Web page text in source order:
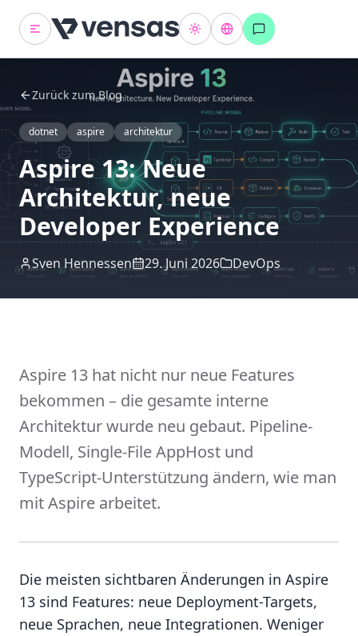
Zurück zum Blog
dotnet aspire architektur
Aspire 13: Neue
Architektur, neue
Developer Experience
Sven Hennessen 29. Juni 2026 DevOps
Aspire 13 hat nicht nur neue Features
bekommen – die gesamte interne
Architektur wurde neu gebaut. Pipeline-
Modell, Single-File AppHost und
TypeScript-Unterstützung ändern, wie man
mit Aspire arbeitet.
Die meisten sichtbaren Änderungen in Aspire
13 sind Features: neue Deployment-Targets,
neue Sprachen, neue Integrationen. Weniger